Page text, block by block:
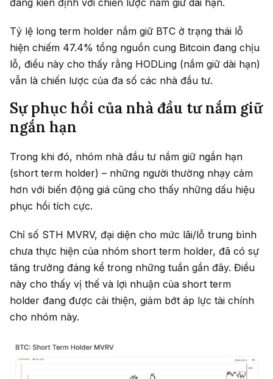
đang kiên định với chiến lược nắm giữ dài hạn.
Tỷ lệ long term holder nắm giữ BTC ở trạng thái lỗ
hiện chiếm 47.4% tổng nguồn cung Bitcoin đang chịu
lỗ, điều này cho thấy rằng HODLing (nắm giữ dài hạn)
vẫn là chiến lược của đa số các nhà đầu tư.
Sự phục hồi của nhà đầu tư nắm giữ
ngắn hạn
Trong khi đó, nhóm nhà đầu tư nắm giữ ngắn hạn
(short term holder) – những người thường nhạy cảm
hơn với biến động giá cũng cho thấy những dấu hiệu
phục hồi tích cực.
Chỉ số STH MVRV, đại diện cho mức lãi/lỗ trung bình
chưa thực hiện của nhóm short term holder, đã có sự
tăng trưởng đáng kể trong những tuần gần đây. Điều
này cho thấy vị thế và lợi nhuận của short term
holder đang được cải thiện, giảm bớt áp lực tài chính
cho nhóm này.